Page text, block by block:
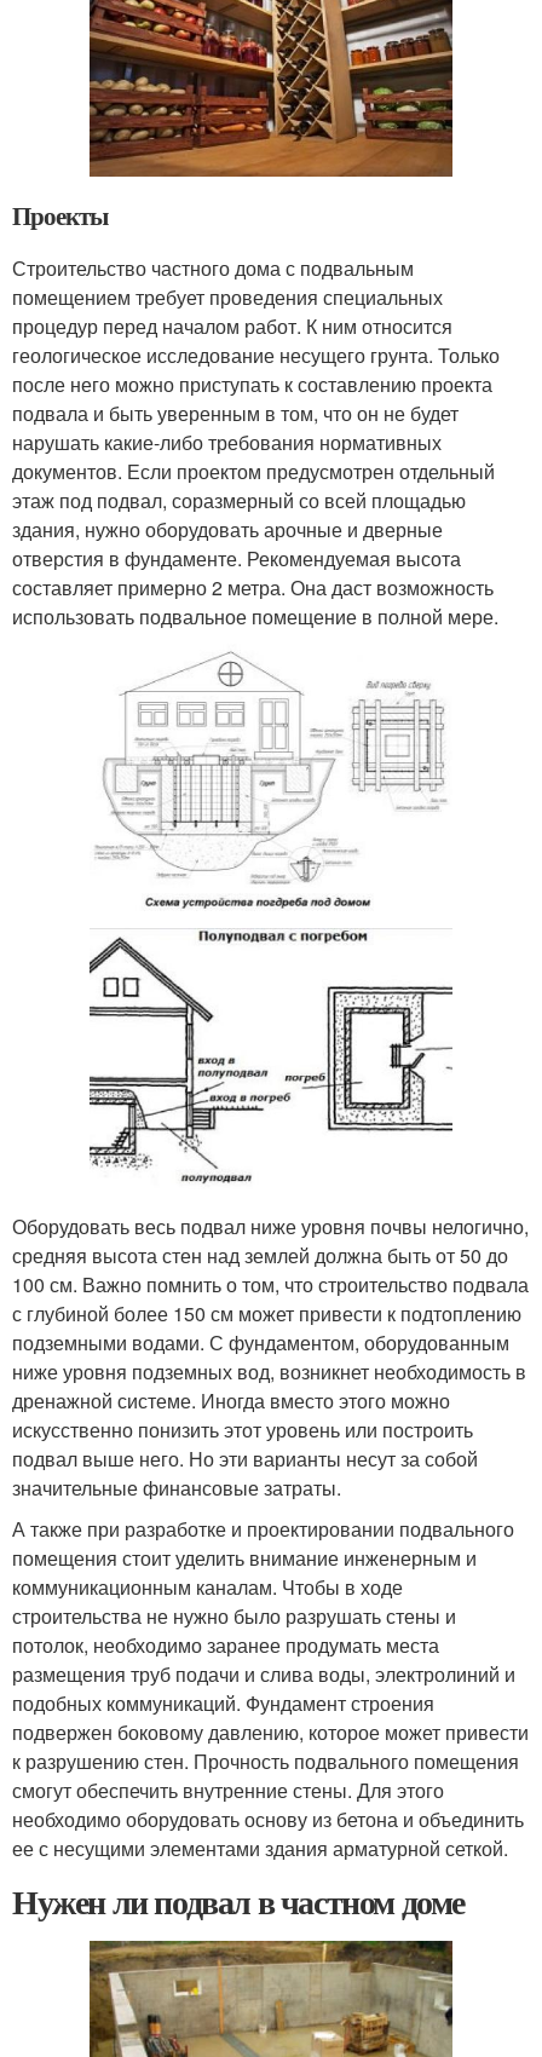
Проекты
Строительство частного дома с подвальным
помещением требует проведения специальных
процедур перед началом работ. К ним относится
геологическое исследование несущего грунта. Только
после него можно приступать к составлению проекта
подвала и быть уверенным в том, что он не будет
нарушать какие-либо требования нормативных
документов. Если проектом предусмотрен отдельный
этаж под подвал, соразмерный со всей площадью
здания, нужно оборудовать арочные и дверные
отверстия в фундаменте. Рекомендуемая высота
составляет примерно 2 метра. Она даст возможность
использовать подвальное помещение в полной мере.
Оборудовать весь подвал ниже уровня почвы нелогично,
средняя высота стен над землей должна быть от 50 до
100 см. Важно помнить о том, что строительство подвала
с глубиной более 150 см может привести к подтоплению
подземными водами. С фундаментом, оборудованным
ниже уровня подземных вод, возникнет необходимость в
дренажной системе. Иногда вместо этого можно
искусственно понизить этот уровень или построить
подвал выше него. Но эти варианты несут за собой
значительные финансовые затраты.
А также при разработке и проектировании подвального
помещения стоит уделить внимание инженерным и
коммуникационным каналам. Чтобы в ходе
строительства не нужно было разрушать стены и
потолок, необходимо заранее продумать места
размещения труб подачи и слива воды, электролиний и
подобных коммуникаций. Фундамент строения
подвержен боковому давлению, которое может привести
к разрушению стен. Прочность подвального помещения
смогут обеспечить внутренние стены. Для этого
необходимо оборудовать основу из бетона и объединить
ее с несущими элементами здания арматурной сеткой.
Нужен ли подвал в частном доме